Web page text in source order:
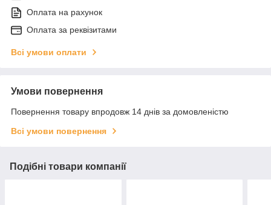
Оплата на рахунок
Оплата за реквізитами
Всі умови оплати
Умови повернення
Повернення товару впродовж 14 днів за домовленістю
Всі умови повернення
Подібні товари компанії